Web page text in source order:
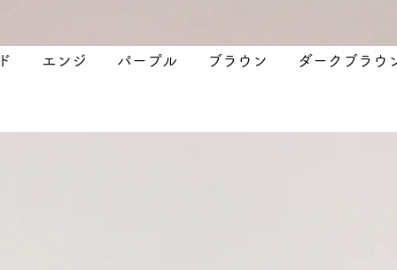
ド エンジ パープル ブラウン ダークブラウ